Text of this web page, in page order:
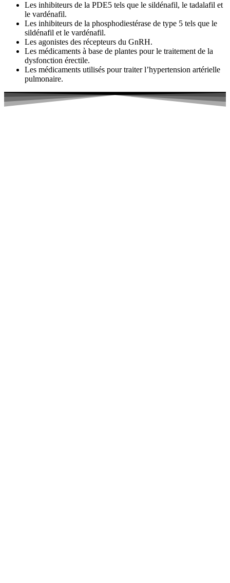
Les inhibiteurs de la PDE5 tels que le sildénafil, le tadalafil et
le vardénafil.
Les inhibiteurs de la phosphodiestérase de type 5 tels que le
sildénafil et le vardénafil.
Les agonistes des récepteurs du GnRH.
Les médicaments à base de plantes pour le traitement de la
dysfonction érectile.
Les médicaments utilisés pour traiter l’hypertension artérielle
pulmonaire.